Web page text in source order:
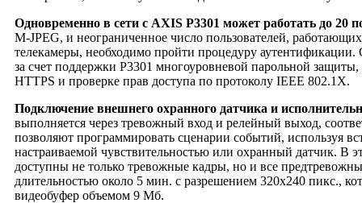
Одновременно в сети с AXIS P3301 может работать до 20
M-JPEG, и неограниченное число пользователей,
телекамеры, необходимо пройти процедуру аутентификации.
за счет поддержки P3301 многоуровневой парольной
HTTPS и проверке прав доступа по протоколу IEEE 802.1X.
Подключение внешнего охранного датчика и
выполняется через тревожный вход и релейный выход,
позволяют программировать сценарии событий, используя
настраиваемой чувствительностью или охранный датчик. В
доступны не только тревожные кадры, но и все
длительностью около 5 мин. с разрешением 320х240 пикс.,
видеобуфер объемом 9 Мб.